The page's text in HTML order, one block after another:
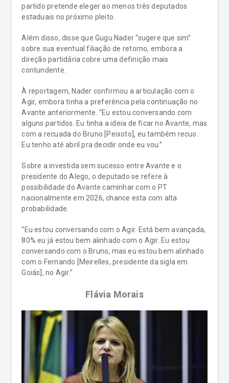
partido pretende eleger ao menos três deputados
estaduais no próximo pleito.
Além disso, disse que Gugu Nader “sugere que sim”
sobre sua eventual filiação de retorno, embora a
direção partidária cobre uma definição mais
contundente.
À reportagem, Nader confirmou a articulação com o
Agir, embora tinha a preferência pela continuação no
Avante anteriormente. “Eu estou conversando com
alguns partidos. Eu tinha a ideia de ficar no Avante, mas
com a recuada do Bruno [Peixoto], eu também recuo.
Eu tenho até abril pra decidir onde eu vou.”
Sobre a investida sem sucesso entre Avante e o
presidente do Alego, o deputado se refere à
possibilidade do Avante caminhar com o PT
nacionalmente em 2026, chance esta com alta
probabilidade.
“Eu estou conversando com o Agir. Está bem avançada,
80% eu já estou bem alinhado com o Agir. Eu estou
conversando com o Bruno, mas eu estou bem alinhado
com o Fernando [Meirelles, presidente da sigla em
Goiás], no Agir.”
Flávia Morais